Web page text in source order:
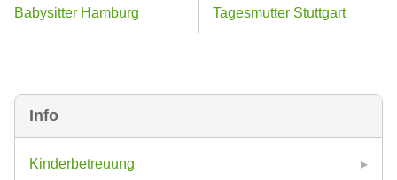
Info
Kinderbetreuung
Babysitter Hamburg
Tagesmutter Stuttgart